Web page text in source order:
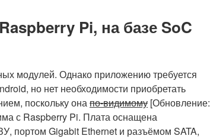
Pi, на базе SoC
модулей. Однако приложению требуется
но нет необходимости приобретать
поскольку онапо-видимому [Обновление:
с Raspberry Pi. Плата оснащена
портом Gigabit Ethernet и разъёмом SATA,